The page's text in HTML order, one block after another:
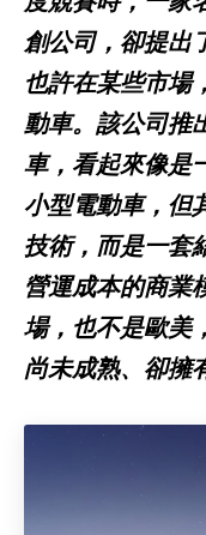
創公司，卻提出
也許在某些市場
動車。該公司推
車，看起來像是
小型電動車，但
技術，而是一套
營運成本的商業
場，也不是歐美
尚未成熟、卻擁